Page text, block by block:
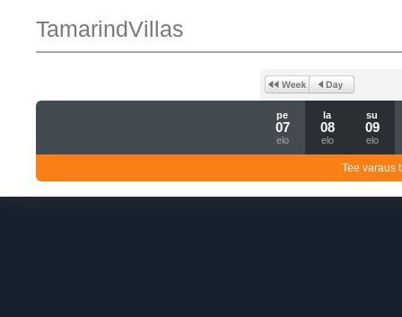
TamarindVillas
pe
07
elo
la
08
elo
su
09
elo
Tee varaus